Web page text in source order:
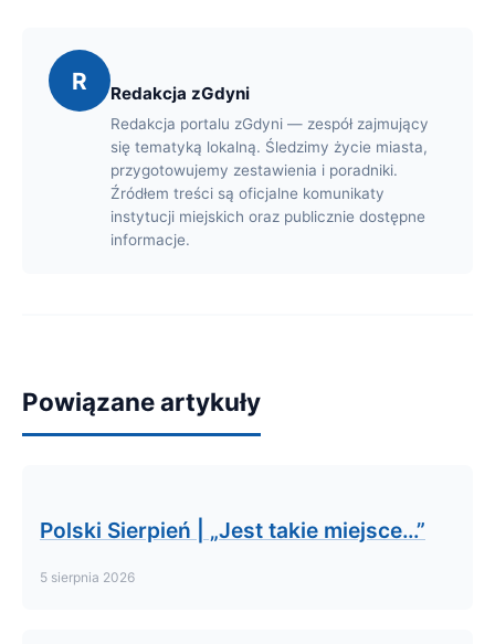
R Redakcja zGdyni
Redakcja portalu zGdyni — zespół zajmujący
się tematyką lokalną. Śledzimy życie miasta,
przygotowujemy zestawienia i poradniki.
Źródłem treści są oficjalne komunikaty
instytucji miejskich oraz publicznie dostępne
informacje.
Powiązane artykuły
Polski Sierpień | „Jest takie miejsce…”
5 sierpnia 2026